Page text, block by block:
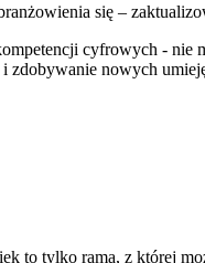
się –
cyfrowych -
zdobywanie nowych
to tylko rama, z której